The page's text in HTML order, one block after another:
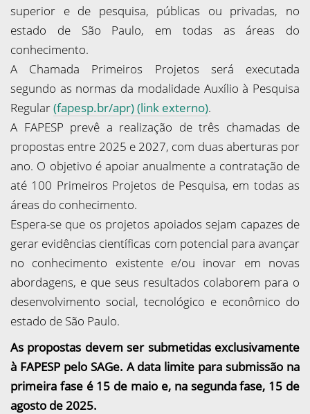
superior e de pesquisa, públicas ou privadas, no
estado de São Paulo, em todas as áreas do
conhecimento.
A Chamada Primeiros Projetos será executada
segundo as normas da modalidade Auxílio à Pesquisa
Regular(fapesp.br/apr) (link externo).
A FAPESP prevê a realização de três chamadas de
propostas entre 2025 e 2027, com duas aberturas por
ano. O objetivo é apoiar anualmente a contratação de
até 100 Primeiros Projetos de Pesquisa, em todas as
áreas do conhecimento.
Espera-se que os projetos apoiados sejam capazes de
gerar evidências científicas com potencial para avançar
no conhecimento existente e/ou inovar em novas
abordagens, e que seus resultados colaborem para o
desenvolvimento social, tecnológico e econômico do
estado de São Paulo.
As propostas devem ser submetidas exclusivamente
à FAPESP pelo SAGe. A data limite para submissão na
primeira fase é 15 de maio e, na segunda fase, 15 de
agosto de 2025.